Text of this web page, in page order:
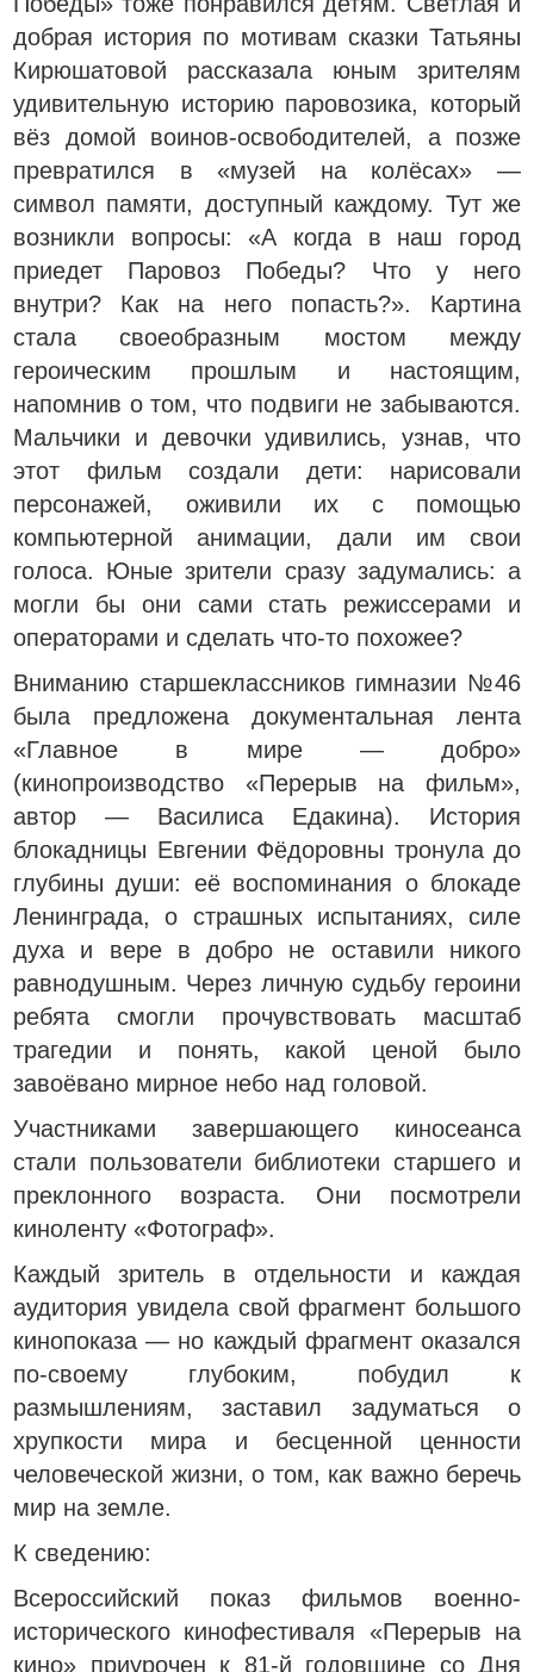
добрая история по мотивам сказки Татьяны
Кирюшатовой рассказала юным зрителям
удивительную историю паровозика, который
вёз домой воинов-освободителей, а позже
превратился в «музей на колёсах» —
символ памяти, доступный каждому. Тут же
возникли вопросы: «А когда в наш город
приедет Паровоз Победы? Что у него
внутри? Как на него попасть?». Картина
стала своеобразным мостом между
героическим прошлым и настоящим,
напомнив о том, что подвиги не забываются.
Мальчики и девочки удивились, узнав, что
этот фильм создали дети: нарисовали
персонажей, оживили их с помощью
компьютерной анимации, дали им свои
голоса. Юные зрители сразу задумались: а
могли бы они сами стать режиссерами и
операторами и сделать что-то похожее?
Вниманию старшеклассников гимназии №46
была предложена документальная лента
«Главное в мире — добро»
(кинопроизводство «Перерыв на фильм»,
автор — Василиса Едакина). История
блокадницы Евгении Фёдоровны тронула до
глубины души: её воспоминания о блокаде
Ленинграда, о страшных испытаниях, силе
духа и вере в добро не оставили никого
равнодушным. Через личную судьбу героини
ребята смогли прочувствовать масштаб
трагедии и понять, какой ценой было
завоёвано мирное небо над головой.
Участниками завершающего киносеанса
стали пользователи библиотеки старшего и
преклонного возраста. Они посмотрели
киноленту «Фотограф».
Каждый зритель в отдельности и каждая
аудитория увидела свой фрагмент большого
кинопоказа — но каждый фрагмент оказался
по-своему глубоким, побудил к
размышлениям, заставил задуматься о
хрупкости мира и бесценной ценности
человеческой жизни, о том, как важно беречь
мир на земле.
К сведению:
Всероссийский показ фильмов военно-
исторического кинофестиваля «Перерыв на
кино» приурочен к 81-й годовщине со Дня